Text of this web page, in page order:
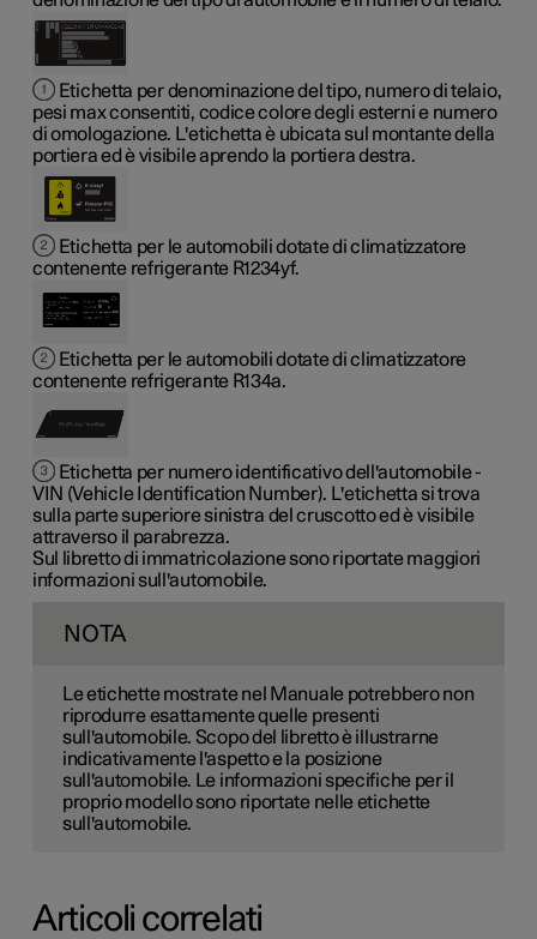
Etichetta per denominazione del tipo, numero di telaio,
pesi max consentiti, codice colore degli esterni e numero
di omologazione. L'etichetta è ubicata sul montante della
portiera ed è visibile aprendo la portiera destra.
Etichetta per le automobili dotate di climatizzatore
contenente refrigerante R1234yf.
Etichetta per le automobili dotate di climatizzatore
contenente refrigerante R134a.
Etichetta per numero identificativo dell'automobile -
VIN (Vehicle Identification Number). L'etichetta si trova
sulla parte superiore sinistra del cruscotto ed è visibile
attraverso il parabrezza.
Sul libretto di immatricolazione sono riportate maggiori
informazioni sull'automobile.
NOTA
Le etichette mostrate nel Manuale potrebbero non
riprodurre esattamente quelle presenti
sull'automobile. Scopo del libretto è illustrarne
indicativamente l'aspetto e la posizione
sull'automobile. Le informazioni specifiche per il
proprio modello sono riportate nelle etichette
sull'automobile.
Articoli correlati